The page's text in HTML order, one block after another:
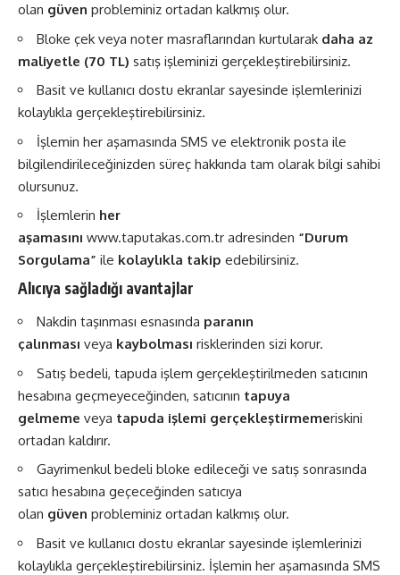
olan güven probleminiz ortadan kalkmış olur.
Bloke çek veya noter masraflarından kurtularak daha az
maliyetle (70 TL) satış işleminizi gerçekleştirebilirsiniz.
Basit ve kullanıcı dostu ekranlar sayesinde işlemlerinizi
kolaylıkla gerçekleştirebilirsiniz.
İşlemin her aşamasında SMS ve elektronik posta ile
bilgilendirileceğinizden süreç hakkında tam olarak bilgi sahibi
olursunuz.
İşlemlerin her
aşamasını www.taputakas.com.tr adresinden “Durum
Sorgulama” ile kolaylıkla takip edebilirsiniz.
Alıcıya sağladığı avantajlar
Nakdin taşınması esnasında paranın
çalınması veya kaybolması risklerinden sizi korur.
Satış bedeli, tapuda işlem gerçekleştirilmeden satıcının
hesabına geçmeyeceğinden, satıcının tapuya
gelmeme veya tapuda işlemi gerçekleştirmemeriskini
ortadan kaldırır.
Gayrimenkul bedeli bloke edileceği ve satış sonrasında
satıcı hesabına geçeceğinden satıcıya
olan güven probleminiz ortadan kalkmış olur.
Basit ve kullanıcı dostu ekranlar sayesinde işlemlerinizi
kolaylıkla gerçekleştirebilirsiniz. İşlemin her aşamasında SMS